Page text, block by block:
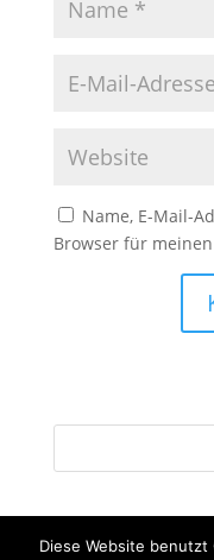
Name, E-Mail-
Browser für
Diese Website